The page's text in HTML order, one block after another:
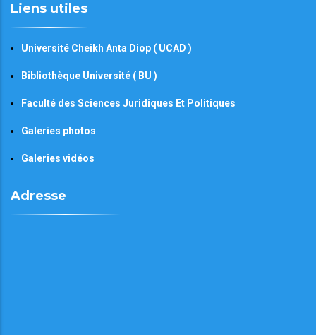
Liens utiles
Université Cheikh Anta Diop ( UCAD )
Bibliothèque Université ( BU )
Faculté des Sciences Juridiques Et Politiques
Galeries photos
Galeries vidéos
Adresse